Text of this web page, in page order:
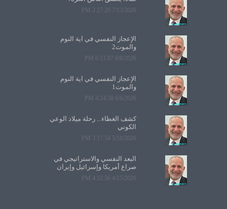
7/13/2026 2:27:26 PM
الإعجاز النفسي في آية النوم
والموت2
6/8/2026 6:11:07 PM
الإعجاز النفسي في آية النوم
والموت1
6/6/2026 4:24:58 PM
كشف الغطاء... رحلة ميلاد الوعي
الكوني
5/10/2026 3:17:54 PM
البعد النفسي والاستراتيجي في
صراع أمريكا وإسرائيل وإيران
4/15/2026 4:32:56 PM